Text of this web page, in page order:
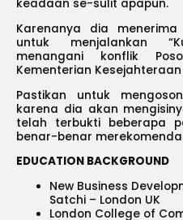
keadaan se-sulit apapun.
Karenanya dia
untuk menjalankan
menangani konflik
Kementerian
Pastikan untuk
karena dia akan
telah terbukti beberapa
benar-benar
EDUCATION BACKGROUND
New Business
Satchi – London UK
London College of